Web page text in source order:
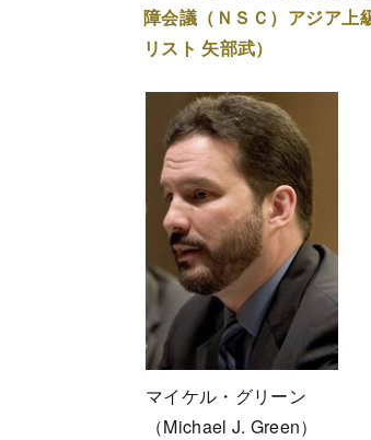
障会議（ＮＳＣ）アジア上
リスト 矢部武）
マイケル・グリーン
（Michael J. Green）